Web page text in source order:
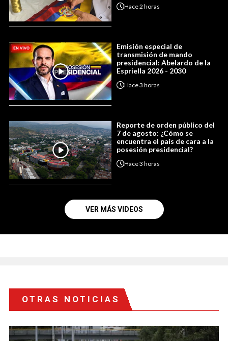
Hace2 horas
Emisión especial de
transmisión de mando
presidencial: Abelardo de la
Espriella 2026 - 2030
Hace3 horas
Reporte de orden público del
7 de agosto: ¿Cómo se
encuentra el país de cara a la
posesión presidencial?
Hace3 horas
VER MÁS VIDEOS
OTRAS NOTICIAS